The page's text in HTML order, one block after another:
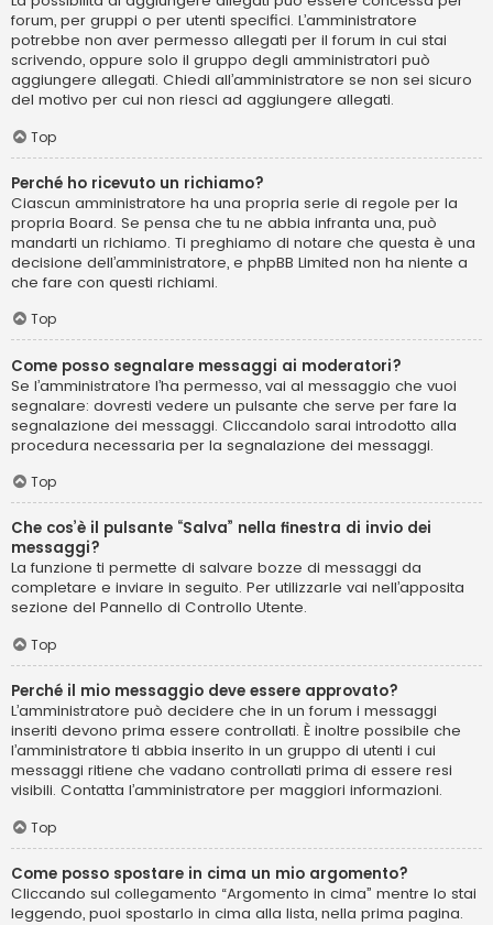
forum, per gruppi o per utenti specifici. L’amministratore
potrebbe non aver permesso allegati per il forum in cui stai
scrivendo, oppure solo il gruppo degli amministratori può
aggiungere allegati. Chiedi all’amministratore se non sei sicuro
del motivo per cui non riesci ad aggiungere allegati.
Top
Perché ho ricevuto un richiamo?
Ciascun amministratore ha una propria serie di regole per la
propria Board. Se pensa che tu ne abbia infranta una, può
mandarti un richiamo. Ti preghiamo di notare che questa è una
decisione dell’amministratore, e phpBB Limited non ha niente a
che fare con questi richiami.
Top
Come posso segnalare messaggi ai moderatori?
Se l’amministratore l’ha permesso, vai al messaggio che vuoi
segnalare: dovresti vedere un pulsante che serve per fare la
segnalazione dei messaggi. Cliccandolo sarai introdotto alla
procedura necessaria per la segnalazione dei messaggi.
Top
Che cos’è il pulsante “Salva” nella finestra di invio dei
messaggi?
La funzione ti permette di salvare bozze di messaggi da
completare e inviare in seguito. Per utilizzarle vai nell’apposita
sezione del Pannello di Controllo Utente.
Top
Perché il mio messaggio deve essere approvato?
L’amministratore può decidere che in un forum i messaggi
inseriti devono prima essere controllati. È inoltre possibile che
l’amministratore ti abbia inserito in un gruppo di utenti i cui
messaggi ritiene che vadano controllati prima di essere resi
visibili. Contatta l’amministratore per maggiori informazioni.
Top
Come posso spostare in cima un mio argomento?
Cliccando sul collegamento “Argomento in cima” mentre lo stai
leggendo, puoi spostarlo in cima alla lista, nella prima pagina.